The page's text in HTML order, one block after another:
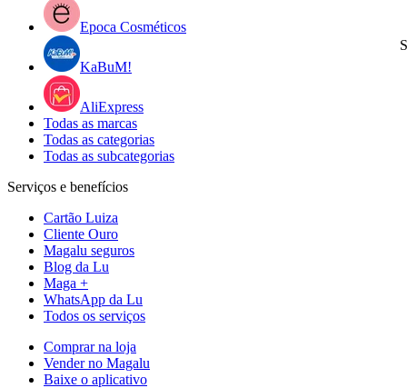
Epoca Cosméticos
KaBuM!
AliExpress
Todas as marcas
Todas as categorias
Todas as subcategorias
Serviços e benefícios
Cartão Luiza
Cliente Ouro
Magalu seguros
Blog da Lu
Maga +
WhatsApp da Lu
Todos os serviços
Comprar na loja
Vender no Magalu
Baixe o aplicativo